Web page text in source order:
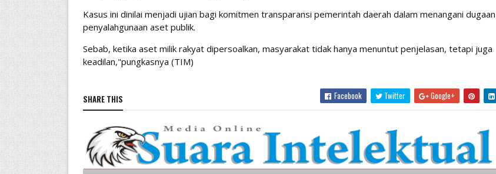
Kasus ini dinilai menjadi ujian bagi komitmen transparansi pemerintah daerah dalam menangani dugaan
penyalahgunaan aset publik.
Sebab, ketika aset milik rakyat dipersoalkan, masyarakat tidak hanya menuntut penjelasan, tetapi juga
keadilan,"pungkasnya (TIM)
SHARE THIS Facebook Twitter Google+